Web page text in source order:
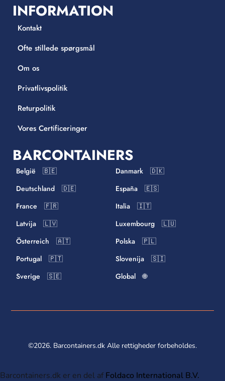
INFORMATION
Kontakt
Ofte stillede spørgsmål
Om os
Privatlivspolitik
Returpolitik
Vores Certificeringer
BARCONTAINERS
België 🇧🇪
Danmark 🇩🇰
Deutschland 🇩🇪
España 🇪🇸
France 🇫🇷
Italia 🇮🇹
Latvija 🇱🇻
Luxembourg 🇱🇺
Österreich 🇦🇹
Polska 🇵🇱
Portugal 🇵🇹
Slovenija 🇸🇮
Sverige 🇸🇪
Global 🌐
©2026. Barcontainers.dk Alle rettigheder forbeholdes.
Barcontainers.dk er en del af Foldaco International B.V.